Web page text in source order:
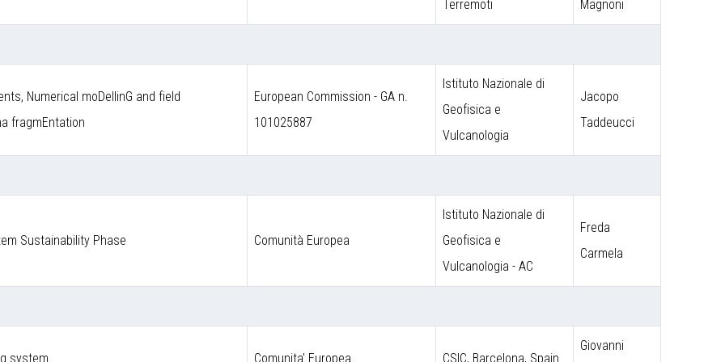
Terremoti Magnoni
Numerical moDellinG and field
fragmEntation
European Commission - GA n.
101025887
Istituto Nazionale di
Geofisica e
Vulcanologia
Jacopo
Taddeucci
Sustainability Phase Comunità Europea
Istituto Nazionale di
Geofisica e
Vulcanologia - AC
Freda
Carmela
system Comunita' Europea CSIC, Barcelona, Spain
Giovanni